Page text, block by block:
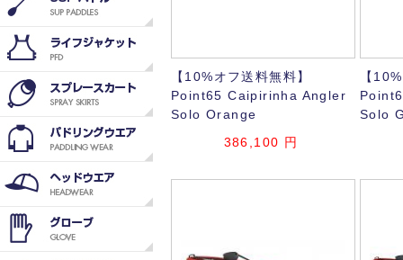
【10%オフ送料無料】
Point65 Caipirinha Angler
Solo Orange
386,100 円
【
Solo